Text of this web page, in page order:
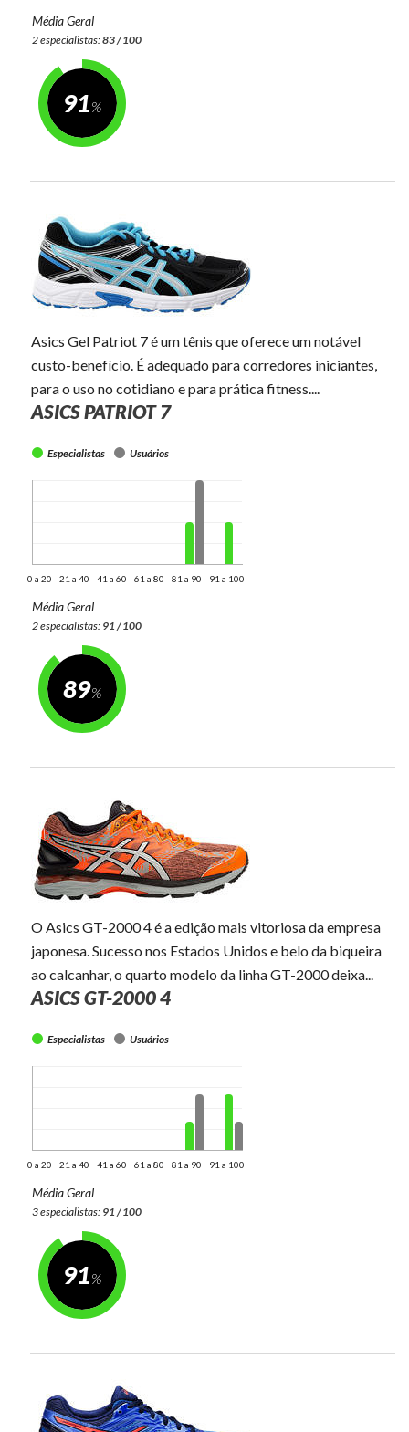
Média Geral
2 especialistas:83 / 100
91
Asics Gel Patriot 7 é um tênis que oferece um notável
custo-benefício. É adequado para corredores iniciantes,
para o uso no cotidiano e para prática fitness....
ASICS PATRIOT 7
Especialistas Usuários
0 a 20 21 a 40 41 a 60 61 a 80 81 a 90 91 a 100
Média Geral
2 especialistas: 91 / 100
89
O Asics GT-2000 4 é a edição mais vitoriosa da empresa
japonesa. Sucesso nos Estados Unidos e belo da biqueira
ao calcanhar, o quarto modelo da linha GT-2000 deixa...
ASICS GT-2000 4
Especialistas Usuários
0 a 20 21 a 40 41 a 60 61 a 80 81 a 90 91 a 100
Média Geral
3 especialistas: 91 / 100
91